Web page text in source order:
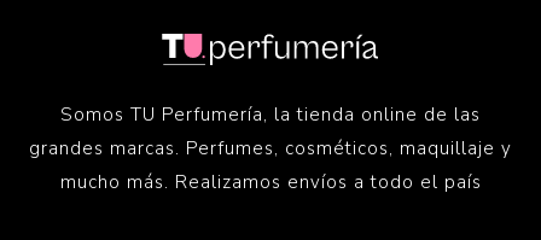
Somos TU Perfumería, la tienda online de las
grandes marcas. Perfumes, cosméticos, maquillaje y
mucho más. Realizamos envíos a todo el país